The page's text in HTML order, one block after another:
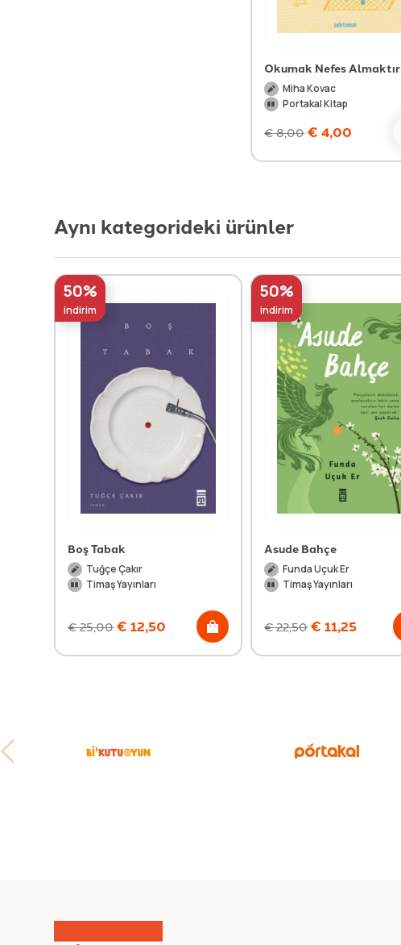
Okumak Nefes Almaktır
Miha Kovac
Portakal Kitap
€8,00 € 4,00
Aynı kategorideki ürünler
50%
indirim
Boş Tabak
Tuğçe Çakır
Timaş Yayınları
€25,00 € 12,50
50%
indirim
Asude Bahçe
Funda Uçuk Er
Timaş Yayınları
€22,50 € 11,25